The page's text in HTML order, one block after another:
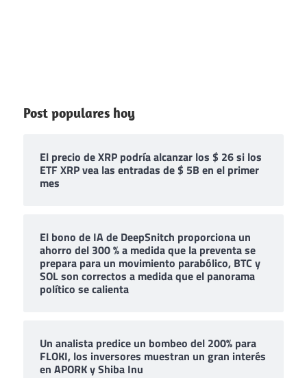
Post populares hoy
El precio de XRP podría alcanzar los $ 26 si los
ETF XRP vea las entradas de $ 5B en el primer
mes
El bono de IA de DeepSnitch proporciona un
ahorro del 300 % a medida que la preventa se
prepara para un movimiento parabólico, BTC y
SOL son correctos a medida que el panorama
político se calienta
Un analista predice un bombeo del 200% para
FLOKI, los inversores muestran un gran interés
en APORK y Shiba Inu